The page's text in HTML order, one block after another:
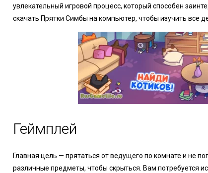
увлекательный игровой процесс, который способен
скачать Прятки Симбы на компьютер, чтобы изучить все
Геймплей
Главная цель — прятаться от ведущего по комнате и не
различные предметы, чтобы скрыться. Вам потребуется